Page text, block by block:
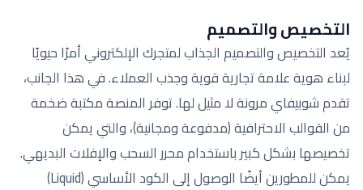
التخصيص والتصميم
يُعد التخصيص والتصميم الجذاب لمتجرك الإلكتروني أمرًا حيويًا
لبناء هوية علامة تجارية قوية وجذب العملاء. في هذا الجانب،
تقدم شوبيفاي مرونة لا مثيل لها. توفر المنصة مكتبة ضخمة
من القوالب الاحترافية (مدفوعة ومجانية)، والتي يمكن
تخصيصها بشكل كبير باستخدام محرر السحب والإفلات البديهي.
يمكن للمطورين أيضًا الوصول إلى الكود الأساسي (Liquid)